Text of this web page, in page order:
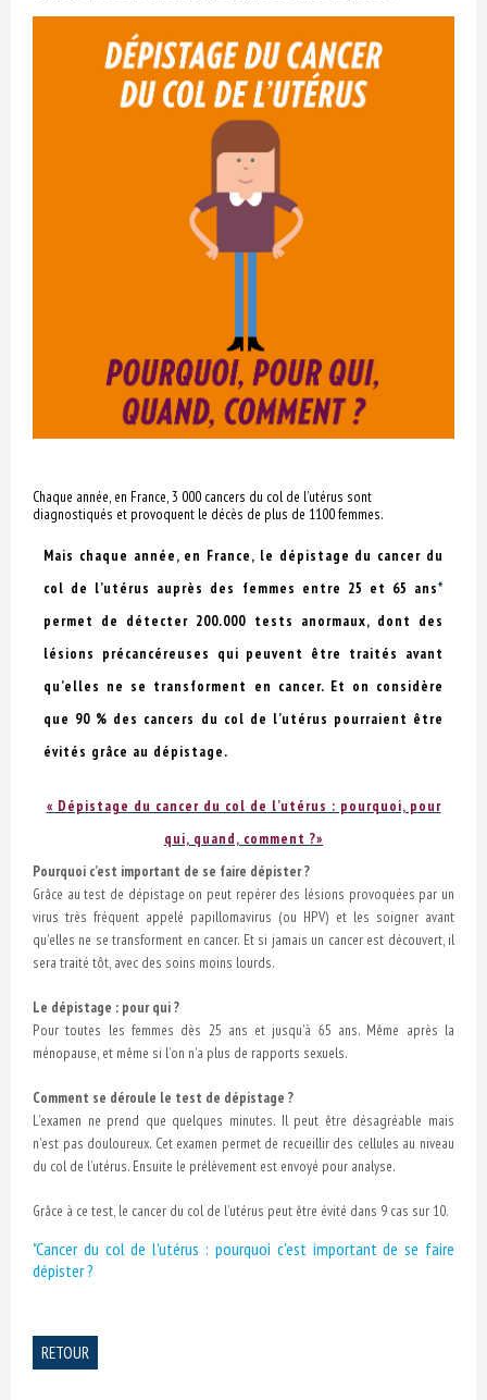
Chaque année, en France, 3 000 cancers du col de l’utérus sont
diagnostiqués et provoquent le décès de plus de 1100 femmes.
Mais chaque année, en France, le dépistage du cancer du
col de l’utérus auprès des femmes entre 25 et 65 ans*
permet de détecter 200.000 tests anormaux, dont des
lésions précancéreuses qui peuvent être traités avant
qu’elles ne se transforment en cancer. Et on considère
que 90 % des cancers du col de l’utérus pourraient être
évités grâce au dépistage.
« Dépistage du cancer du col de l’utérus : pourquoi, pour
qui, quand, comment ?»
Pourquoi c’est important de se faire dépister ?
Grâce au test de dépistage on peut repérer des lésions provoquées par un
virus très fréquent appelé papillomavirus (ou HPV) et les soigner avant
qu’elles ne se transforment en cancer. Et si jamais un cancer est découvert, il
sera traité tôt, avec des soins moins lourds.
Le dépistage : pour qui ?
Pour toutes les femmes dès 25 ans et jusqu'à 65 ans. Même après la
ménopause, et même si l’on n’a plus de rapports sexuels.
Comment se déroule le test de dépistage ?
L’examen ne prend que quelques minutes. Il peut être désagréable mais
n’est pas douloureux. Cet examen permet de recueillir des cellules au niveau
du col de l’utérus. Ensuite le prélèvement est envoyé pour analyse.
Grâce à ce test, le cancer du col de l’utérus peut être évité dans 9 cas sur 10.
"Cancer du col de l'utérus : pourquoi c'est important de se faire
dépister ?
RETOUR